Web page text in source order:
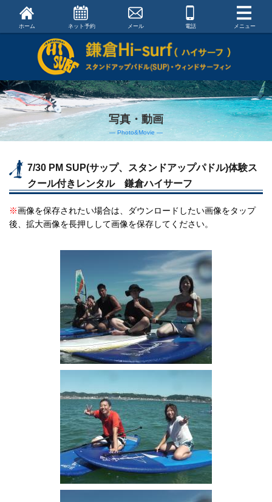
ホーム ネット予約 メール 電話 メニュー
写真・動画
― Photo&Movie ―
7/30 PM SUP(サップ、スタンドアップパドル)体験ス
クール付きレンタル 鎌倉ハイサーフ
※画像を保存されたい場合は、ダウンロードしたい画像をタップ
後、拡大画像を長押しして画像を保存してください。